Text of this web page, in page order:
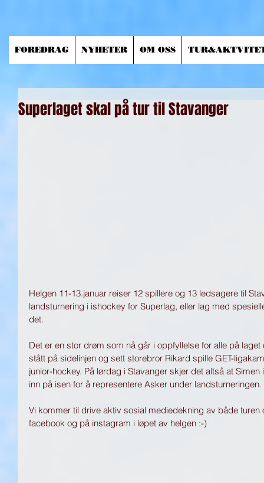
FOREDRAG NYHETER OM OSS
Superlaget skal på tur til Stavanger
Helgen 11-13.januar reiser 12 spillere og 13 ledsagere til
landsturnering i ishockey for Superlag, eller lag med
det.
Det er en stor drøm som nå går i oppfyllelse for alle på
stått på sidelinjen og sett storebror Rikard spille GET-
junior-hockey. På lørdag i Stavanger skjer det altså at
inn på isen for å representere Asker under landsturneringen.
Vi kommer til drive aktiv sosial mediedekning av både
facebook og på instagram i løpet av helgen :-)